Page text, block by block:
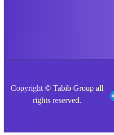
Copyright © Tabib Group all
rights reserved.